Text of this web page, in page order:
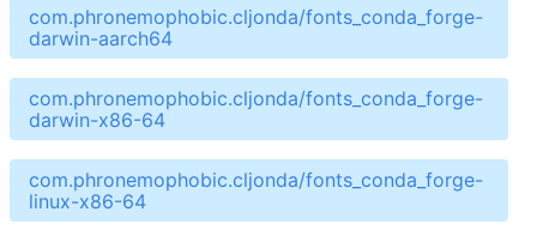
com.phronemophobic.cljonda/fonts_conda_forge-
darwin-aarch64
com.phronemophobic.cljonda/fonts_conda_forge-
darwin-x86-64
com.phronemophobic.cljonda/fonts_conda_forge-
linux-x86-64